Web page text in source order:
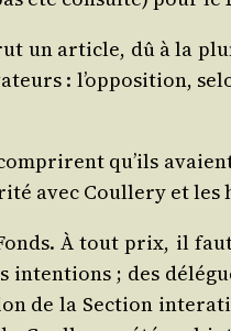
un article, dû à la
: l’opposition,
qu’ils
avec Coul­le­ry et les
À tout prix, il
; des
de la Sec­tion